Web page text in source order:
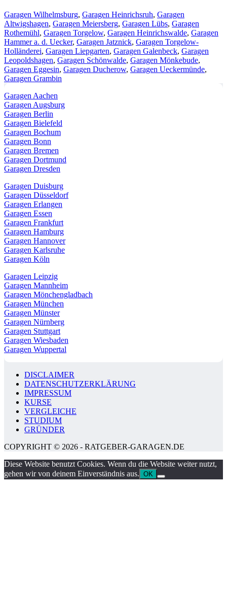
Garagen Wilhelmsburg, Garagen Heinrichsruh, Garagen
Altwigshagen, Garagen Meiersberg, Garagen Lübs, Garagen
Rothemühl, Garagen Torgelow, Garagen Heinrichswalde, Garagen
Hammer a. d. Uecker, Garagen Jatznick, Garagen Torgelow-
Holländerei, Garagen Liepgarten, Garagen Galenbeck, Garagen
Leopoldshagen, Garagen Schönwalde, Garagen Mönkebude,
Garagen Eggesin, Garagen Ducherow, Garagen Ueckermünde,
Garagen Grambin
Garagen Aachen
Garagen Augsburg
Garagen Berlin
Garagen Bielefeld
Garagen Bochum
Garagen Bonn
Garagen Bremen
Garagen Dortmund
Garagen Dresden
Garagen Duisburg
Garagen Düsseldorf
Garagen Erlangen
Garagen Essen
Garagen Frankfurt
Garagen Hamburg
Garagen Hannover
Garagen Karlsruhe
Garagen Köln
Garagen Leipzig
Garagen Mannheim
Garagen Mönchengladbach
Garagen München
Garagen Münster
Garagen Nürnberg
Garagen Stuttgart
Garagen Wiesbaden
Garagen Wuppertal
DISCLAIMER
DATENSCHUTZERKLÄRUNG
IMPRESSUM
KURSE
VERGLEICHE
STUDIUM
GRÜNDER
COPYRIGHT © 2026 - RATGEBER-GARAGEN.DE
Diese Website benutzt Cookies. Wenn du die Website weiter nutzt,
gehen wir von deinem Einverständnis aus. OK